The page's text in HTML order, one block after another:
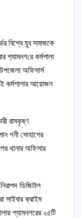
বিশ্বে যুব সমাজকে
শ‌্যামনগ‌রে কর্মশালা
অফিসার্স
কর্মশালার আয়োজন
রামকৃষ্ণ
গনী সোহাগের
থানার অফিসার
ডিজিটাল
সাইবার ক্রাইম
শ্যামনগরের ২৫টি